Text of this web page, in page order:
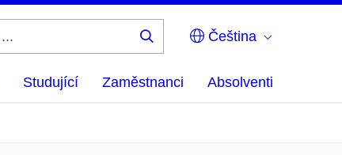
Čeština
Studující Zaměstnanci Absolventi